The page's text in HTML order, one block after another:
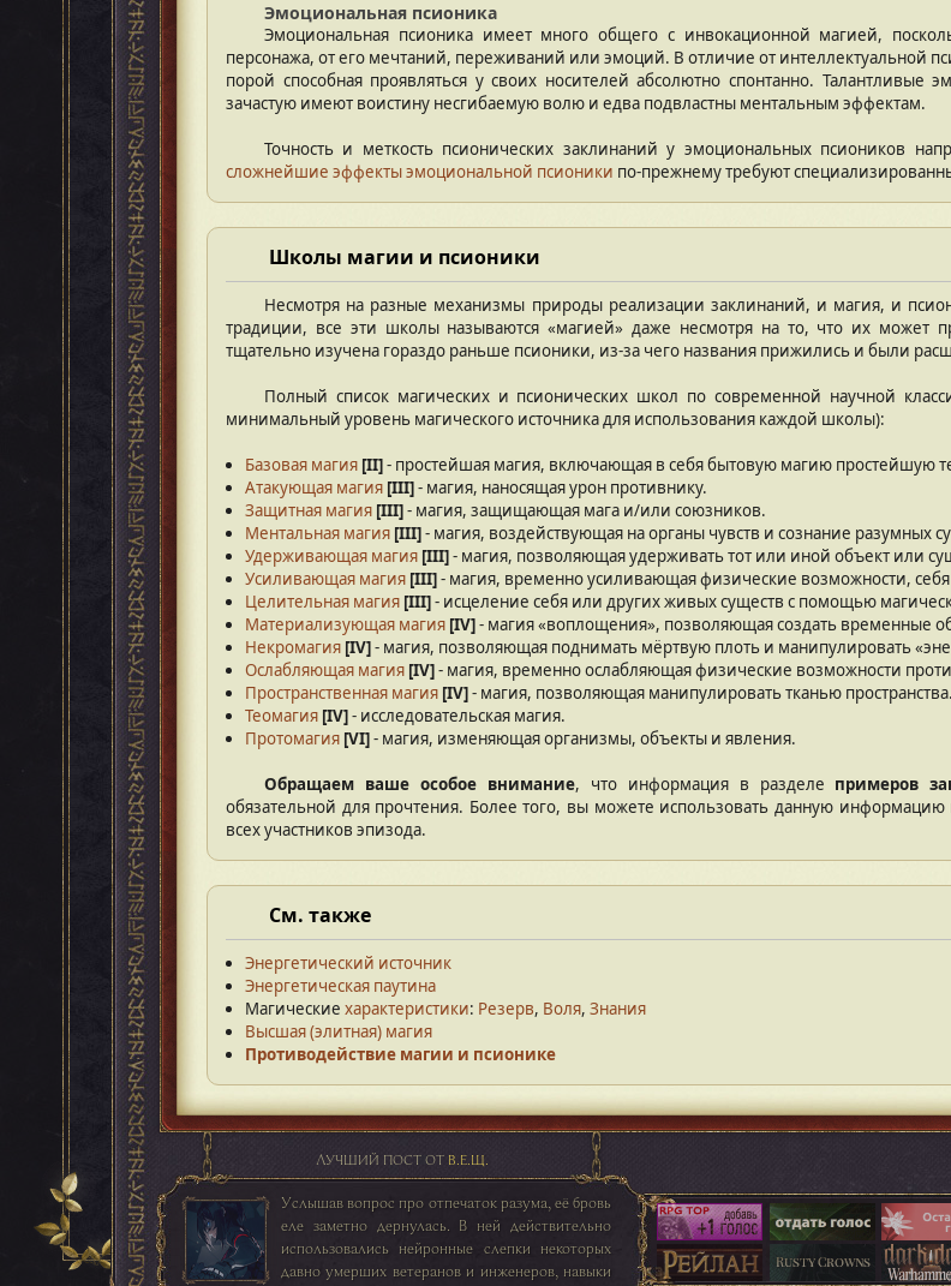
Эмоциональная псионика
Эмоциональная псионика имеет много общего с инвокационной магией,
персонажа, от его мечтаний, переживаний или эмоций. В отличие от интеллектуальной
порой способная проявляться у своих носителей абсолютно спонтанно.
зачастую имеют воистину несгибаемую волю и едва подвластны ментальным эффектам.
Точность и меткость псионических заклинаний у эмоциональных псиоников
сложнейшие эффекты эмоциональной псионики по-прежнему требуют
Школы магии и псионики
Несмотря на разные механизмы природы реализации заклинаний, и магия, и
традиции, все эти школы называются «магией» даже несмотря на то, что их может
тщательно изучена гораздо раньше псионики, из-за чего названия прижились и были
Полный список магических и псионических школ по современной научной
минимальный уровень магического источника для использования каждой школы):
Базовая магия [II]- простейшая магия, включающая в себя бытовую магию простейшую
Атакующая магия [III]- магия, наносящая урон противнику.
Защитная магия [III]- магия, защищающая мага и/или союзников.
Ментальная магия [III]- магия, воздействующая на органы чувств и сознание разумных
Удерживающая магия [III]- магия, позволяющая удерживать тот или иной объект или
Усиливающая магия [III]- магия, временно усиливающая физические возможности,
Целительная магия [III]- исцеление себя или других живых существ с помощью
Материализующая магия [IV]- магия «воплощения», позволяющая создать временные
Некромагия [IV]- магия, позволяющая поднимать мёртвую плоть и манипулировать
Ослабляющая магия [IV]- магия, временно ослабляющая физические возможности
Пространственная магия [IV]- магия, позволяющая манипулировать тканью пространства.
Теомагия [IV]- исследовательская магия.
Протомагия [VI]- магия, изменяющая организмы, объекты и явления.
Обращаем ваше особое внимание, что информация в разделе примеров
обязательной для прочтения. Более того, вы можете использовать данную информацию
всех участников эпизода.
См. также
Энергетический источник
Энергетическая паутина
Магические характеристики: Резерв, Воля, Знания
Высшая (элитная) магия
Противодействие магии и псионике
ЛУЧШИЙ ПОСТ ОТ В.Е.Щ.
Услышав вопрос про отпечаток разума, её бровь
еле заметно дернулась. В ней действительно
использовались нейронные слепки некоторых
давно умерших ветеранов и инженеров, навыки